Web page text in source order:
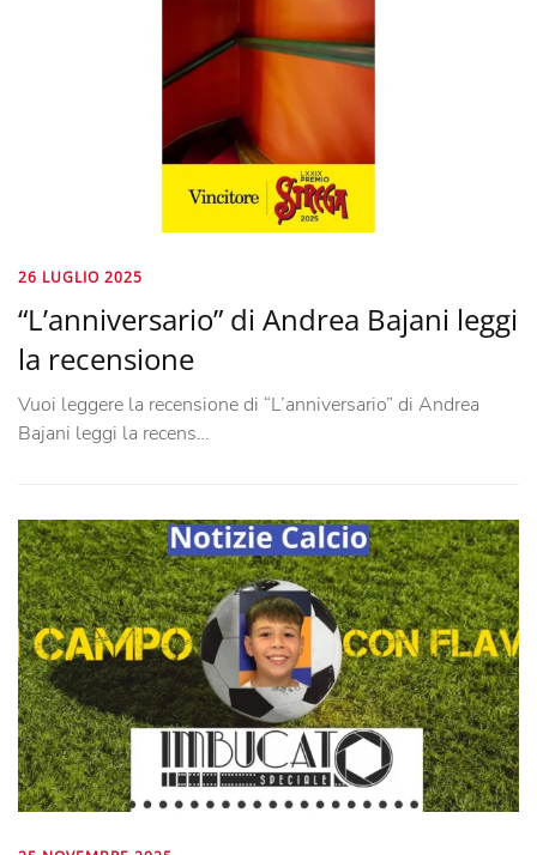
26 LUGLIO 2025
“L’anniversario” di Andrea Bajani leggi
la recensione
Vuoi leggere la recensione di “L’anniversario” di Andrea
Bajani leggi la recens…